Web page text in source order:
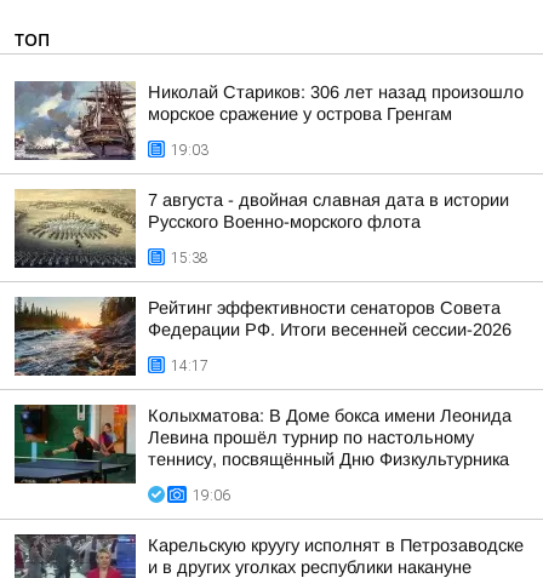
ТОП
Николай Стариков: 306 лет назад произошло
морское сражение у острова Гренгам
19:03
7 августа - двойная славная дата в истории
Русского Военно-морского флота
15:38
Рейтинг эффективности сенаторов Совета
Федерации РФ. Итоги весенней сессии-2026
14:17
Колыхматова: В Доме бокса имени Леонида
Левина прошёл турнир по настольному
теннису, посвящённый Дню Физкультурника
19:06
Карельскую круугу исполнят в Петрозаводске
и в других уголках республики накануне